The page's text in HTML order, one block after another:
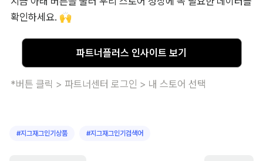
확인하세요. 🙌
파트너플러스 인사이트 보기
*버튼 클릭 > 파트너센터 로그인 > 내 스토어 선택
#지그재그인기상품 #지그재그인기검색어